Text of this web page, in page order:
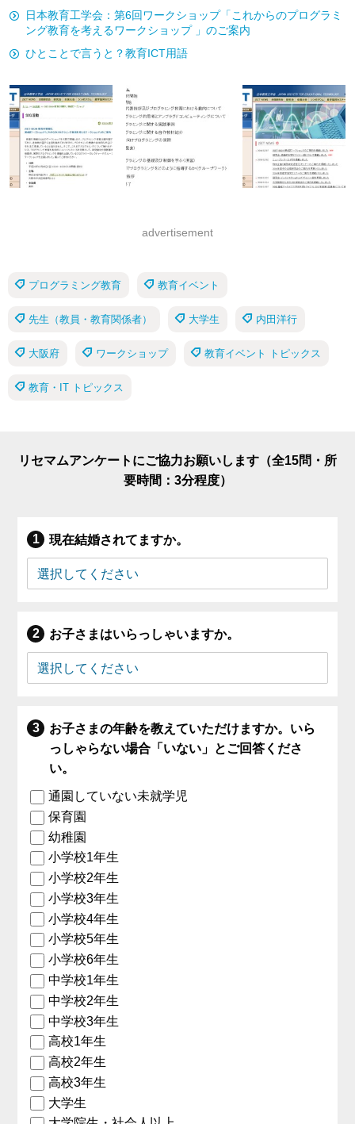
日本教育工学会：第6回ワークショップ「これからのプログラミ
ング教育を考えるワークショップ 」のご案内
ひとことで言うと？教育ICT用語
advertisement
プログラミング教育 教育イベント
先生（教員・教育関係者） 大学生 内田洋行
大阪府 ワークショップ 教育イベント トピックス
教育・IT トピックス
リセマムアンケートにご協力お願いします（全15問・所
要時間：3分程度）
現在結婚されてますか。
お子さまはいらっしゃいますか。
お子さまの年齢を教えていただけますか。いら
っしゃらない場合「いない」とご回答くださ
い。
通園していない未就学児
保育園
幼稚園
小学校1年生
小学校2年生
小学校3年生
小学校4年生
小学校5年生
小学校6年生
中学校1年生
中学校2年生
中学校3年生
高校1年生
高校2年生
高校3年生
大学生